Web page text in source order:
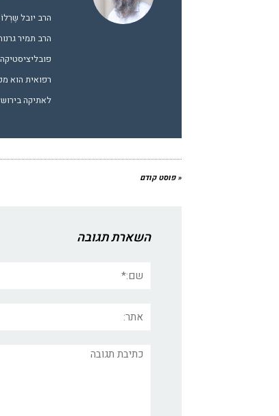
הרב תמיר
רפואית הוא
לאתיקה
« פוסט קודם
השארת תגובה
תגובה